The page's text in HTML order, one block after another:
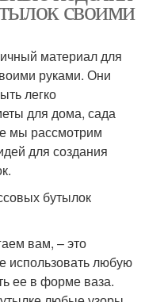
своими
материал для
руками. Они
легко
для дома, сада
мы рассмотрим
для создания
бутылок
вам, – это
использовать любую
ее в форме ваза.